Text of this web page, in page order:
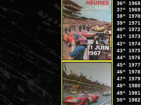
36^ 1968
37^ 1969
38^ 1970
39^ 1971
40^ 1972
41^ 1973
42^ 1974
43^ 1975
44^ 1976
45^ 1977
46^ 1978
47^ 1979
48^ 1980
49^ 1981
50^ 1982